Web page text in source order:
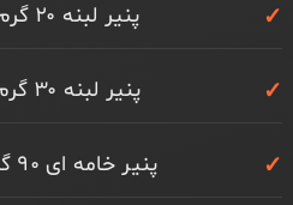
پنیر لبنه ۲۰ گرم دیار
پنیر لبنه ۳۰ گرم دیار
پنیر خامه ای ۹۰ گرم دیار